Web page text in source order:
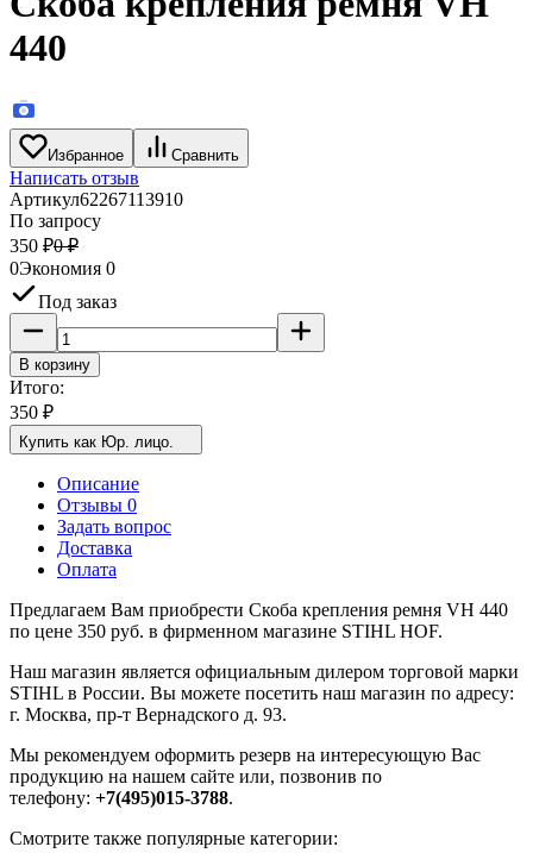
440
Избранное Сравнить
Написать отзыв
Артикул62267113910
По запросу
350 ₽0 ₽
0Экономия 0
Под заказ
В корзину
Итого:
350 ₽
Купить как Юр. лицо.
Описание
Отзывы 0
Задать вопрос
Доставка
Оплата
Предлагаем Вам приобрести Скоба крепления ремня VH 440
по цене 350 руб. в фирменном магазине STIHL HOF.
Наш магазин является официальным дилером торговой марки
STIHL в России. Вы можете посетить наш магазин по адресу:
г. Москва, пр-т Вернадского д. 93.
Мы рекомендуем оформить резерв на интересующую Вас
продукцию на нашем сайте или, позвонив по
телефону: +7(495)015-3788.
Смотрите также популярные категории: